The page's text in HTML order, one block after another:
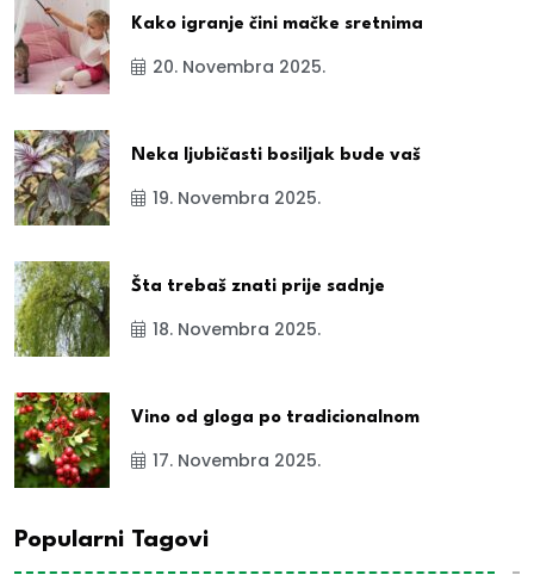
Kako igranje čini mačke sretnima
20. Novembra 2025.
Neka ljubičasti bosiljak bude vaš
19. Novembra 2025.
Šta trebaš znati prije sadnje
18. Novembra 2025.
Vino od gloga po tradicionalnom
17. Novembra 2025.
Popularni Tagovi